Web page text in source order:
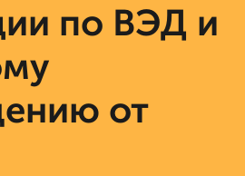
по ВЭД и
от